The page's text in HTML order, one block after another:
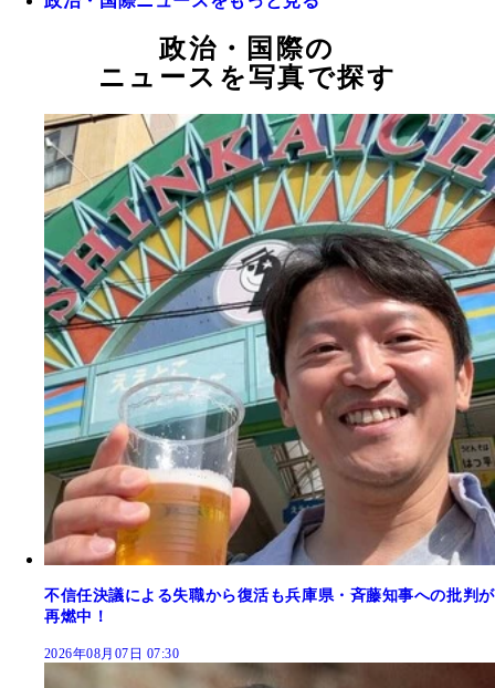
政治・国際の
ニュースを写真で探す
不信任決議による失職から復活も兵庫県・斉藤知事への批判が
再燃中！
2026年08月07日 07:30